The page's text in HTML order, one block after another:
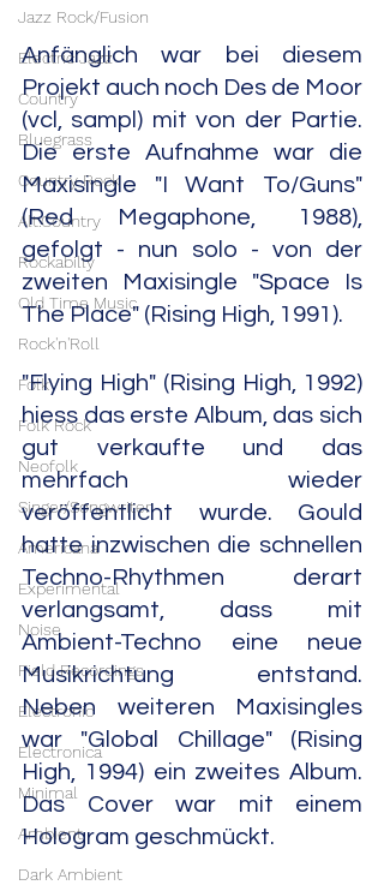
Jazz Rock/Fusion
Electric Jazz
Country
Bluegrass
Country Rock
Alt.Country
Rockabilly
Old Time Music
Rock'n'Roll
Folk
Folk Rock
Neofolk
Singer/Songwriter
Americana
Experimental
Noise
Field Recordings
Electronic
Electronica
Minimal
Ambient
Dark Ambient
Anfänglich war bei diesem
Projekt auch noch Des de Moor
(vcl, sampl) mit von der Partie.
Die erste Aufnahme war die
Maxisingle "I Want To/Guns"
(Red Megaphone, 1988),
gefolgt - nun solo - von der
zweiten Maxisingle "Space Is
The Place" (Rising High, 1991).
"Flying High" (Rising High, 1992)
hiess das erste Album, das sich
gut verkaufte und das
mehrfach wieder
veröffentlicht wurde. Gould
hatte inzwischen die schnellen
Techno-Rhythmen derart
verlangsamt, dass mit
Ambient-Techno eine neue
Musikrichtung entstand.
Neben weiteren Maxisingles
war "Global Chillage" (Rising
High, 1994) ein zweites Album.
Das Cover war mit einem
Hologram geschmückt.